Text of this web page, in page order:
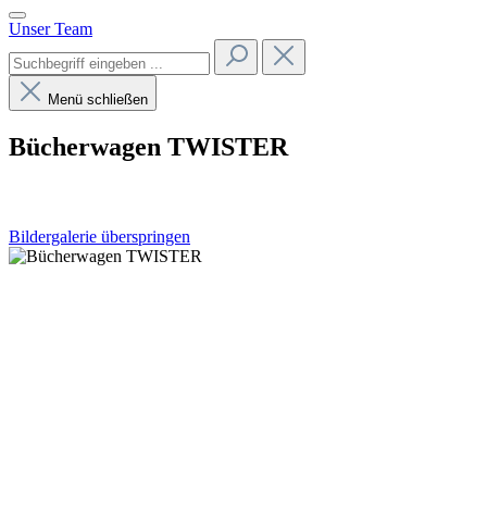
Unser Team
Menü schließen
Bücherwagen TWISTER
Bildergalerie überspringen